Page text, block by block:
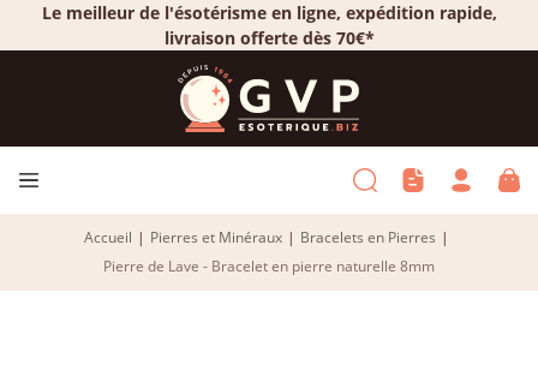
Le meilleur de l'ésotérisme en ligne, expédition rapide,
livraison offerte dès 70€*
Accueil | Pierres et Minéraux | Bracelets en Pierres |
Pierre de Lave - Bracelet en pierre naturelle 8mm